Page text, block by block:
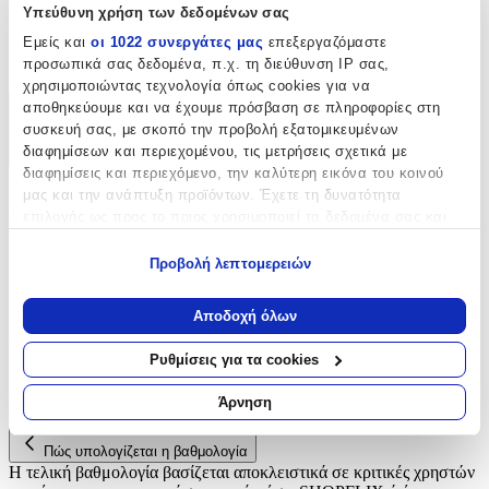
Υπεύθυνη χρήση των δεδομένων σας
Εμείς και οι 1022 συνεργάτες μας επεξεργαζόμαστε
προσωπικά σας δεδομένα, π.χ. τη διεύθυνση IP σας,
χρησιμοποιώντας τεχνολογία όπως cookies για να
αποθηκεύουμε και να έχουμε πρόσβαση σε πληροφορίες στη
συσκευή σας, με σκοπό την προβολή εξατομικευμένων
διαφημίσεων και περιεχομένου, τις μετρήσεις σχετικά με
διαφημίσεις και περιεχόμενο, την καλύτερη εικόνα του κοινού
μας και την ανάπτυξη προϊόντων. Έχετε τη δυνατότητα
Να συλλέξουμε πληροφορίες σχετικά με τη γεωγραφική
σας τοποθεσία, οι οποίες μπορεί να είναι ακριβείς σε
απόσταση μερικών μέτρων
Να αναγνωρίσουμε τη συσκευή σας σαρώνοντας ενεργά
για συγκεκριμένα χαρακτηριστικά (δακτυλικό αποτύπωμα)
Μάθετε περισσότερα σχετικά με τον τρόπο επεξεργασίας των
προσωπικών σας δεδομένων και καθορίστε τις προτιμήσεις σας
στηνενότητα “Λεπτομέρειες”. Μπορείτε να αλλάξετε ή να
ανακαλέσετε τη συγκατάθεσή σας ανά πάσα στιγμή από τη
Προβολή λεπτομερειών
Αποδοχή όλων
Ρυθμίσεις για τα cookies
Άρνηση
Φερμουάρ
Χαρακτηριστικά
+
Χαρακτηριστικά
Αξιολογήσεις
Προς το παρόν δεν υπάρχουν άλλες αξιολογήσεις. Όταν
προστεθούν, θα εμφανιστούν εδώ.
Πώς υπολογίζεται η βαθμολογία
Η τελική βαθμολογία βασίζεται αποκλειστικά σε κριτικές χρηστών